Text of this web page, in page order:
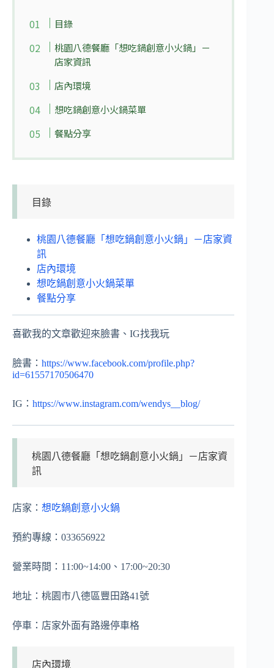
目錄
桃園八德餐廳「想吃鍋創意小火鍋」－
店家資訊
店內環境
想吃鍋創意小火鍋菜單
餐點分享
目錄
桃園八德餐廳「想吃鍋創意小火鍋」－店家資
訊
店內環境
想吃鍋創意小火鍋菜單
餐點分享
喜歡我的文章歡迎來臉書、IG找我玩
臉書： https://www.facebook.com/profile.php?
id=61557170506470
IG： https://www.instagram.com/wendys__blog/
桃園八德餐廳「想吃鍋創意小火鍋」－店家資
訊
店家： 想吃鍋創意小火鍋
預約專線：033656922
營業時間：11:00~14:00、17:00~20:30
地址：桃園市八德區豐田路41號
停車：店家外面有路邊停車格
店內環境